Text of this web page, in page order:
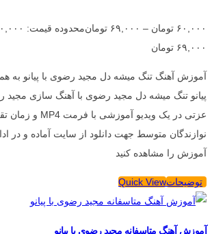
۶۰,۰۰۰ تومان – ۶۹,۰۰۰ تومان
۶۹,۰۰۰ تومان
آموزش آهنگ تنگ میشه دل مجید رضوی با پیانو به
پیانو تنگ میشه دل مجید رضوی با آهنگ سازی مجید
نوازندگان متوسط جهت دانلود از سایت آماده و در
آموزش را مشاهده کنید
توضیحاتQuick View
آموزش آهنگ متاسفانه مجید رضوی با پیانو